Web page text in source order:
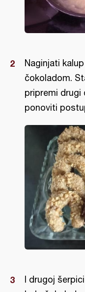
Naginjati
čokoladom.
pripremi drugi
ponoviti
I drugoj